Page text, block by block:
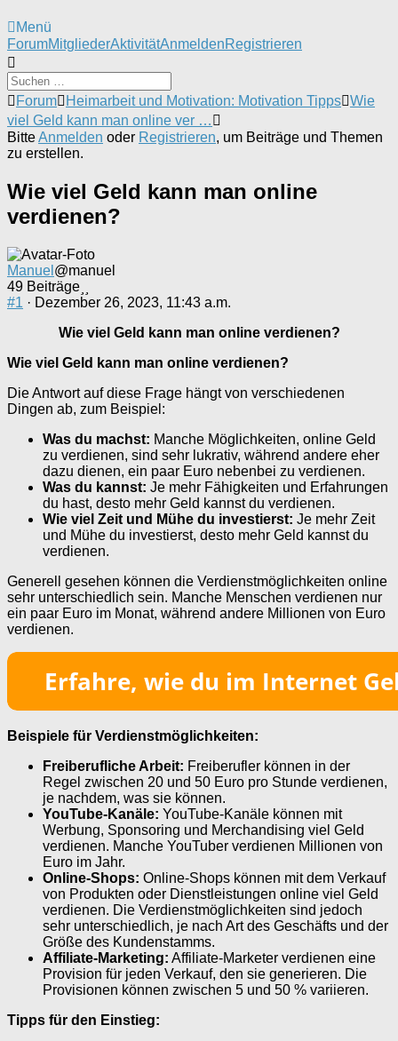
Menü
Forum-
Navigation
ForumMitgliederAktivitätAnmeldenRegistrieren
Forum-
Breadcrumbs
-
Du
bist
Forum Heimarbeit und Motivation: Motivation Tipps Wie
viel Geld kann man online ver …
BitteAnmelden oder Registrieren, um Beiträge und Themen
zu erstellen.
Wie viel Geld kann man online
verdienen?
Manuel @manuel
49 Beiträge
#1 · Dezember 26, 2023, 11:43 a.m.
Wie viel Geld kann man online verdienen?
Wie viel Geld kann man online verdienen?
Die Antwort auf diese Frage hängt von verschiedenen
Dingen ab, zum Beispiel:
Was du machst: Manche Möglichkeiten, online Geld
zu verdienen, sind sehr lukrativ, während andere eher
dazu dienen, ein paar Euro nebenbei zu verdienen.
Was du kannst: Je mehr Fähigkeiten und Erfahrungen
du hast, desto mehr Geld kannst du verdienen.
Wie viel Zeit und Mühe du investierst: Je mehr Zeit
und Mühe du investierst, desto mehr Geld kannst du
verdienen.
Generell gesehen können die Verdienstmöglichkeiten online
sehr unterschiedlich sein. Manche Menschen verdienen nur
ein paar Euro im Monat, während andere Millionen von Euro
verdienen.
Beispiele für Verdienstmöglichkeiten:
Freiberufliche Arbeit: Freiberufler können in der
Regel zwischen 20 und 50 Euro pro Stunde verdienen,
je nachdem, was sie können.
YouTube-Kanäle: YouTube-Kanäle können mit
Werbung, Sponsoring und Merchandising viel Geld
verdienen. Manche YouTuber verdienen Millionen von
Euro im Jahr.
Online-Shops: Online-Shops können mit dem Verkauf
von Produkten oder Dienstleistungen online viel Geld
verdienen. Die Verdienstmöglichkeiten sind jedoch
sehr unterschiedlich, je nach Art des Geschäfts und der
Größe des Kundenstamms.
Affiliate-Marketing: Affiliate-Marketer verdienen eine
Provision für jeden Verkauf, den sie generieren. Die
Provisionen können zwischen 5 und 50 % variieren.
Tipps für den Einstieg: